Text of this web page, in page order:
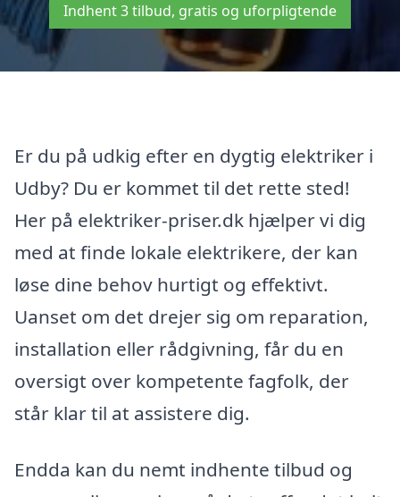
Indhent 3 tilbud, gratis og uforpligtende
Er du på udkig efter en dygtig elektriker i
Udby? Du er kommet til det rette sted!
Her på elektriker-priser.dk hjælper vi dig
med at finde lokale elektrikere, der kan
løse dine behov hurtigt og effektivt.
Uanset om det drejer sig om reparation,
installation eller rådgivning, får du en
oversigt over kompetente fagfolk, der
står klar til at assistere dig.
Endda kan du nemt indhente tilbud og